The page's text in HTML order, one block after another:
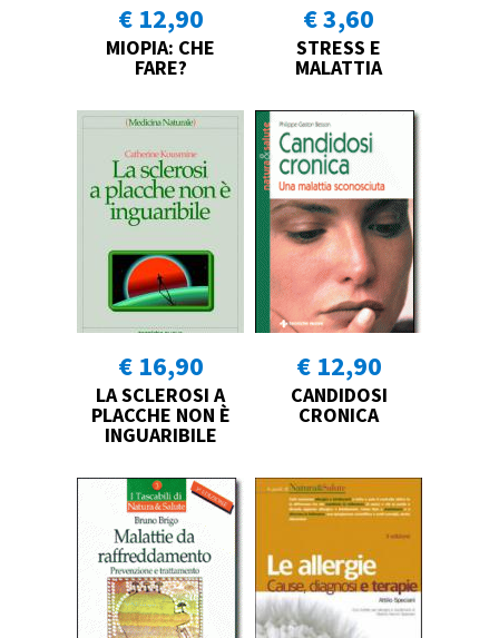
€ 12,90
MIOPIA: CHE
FARE?
€ 3,60
STRESS E
MALATTIA
€ 16,90
LA SCLEROSI A
PLACCHE NON È
INGUARIBILE
€ 12,90
CANDIDOSI
CRONICA